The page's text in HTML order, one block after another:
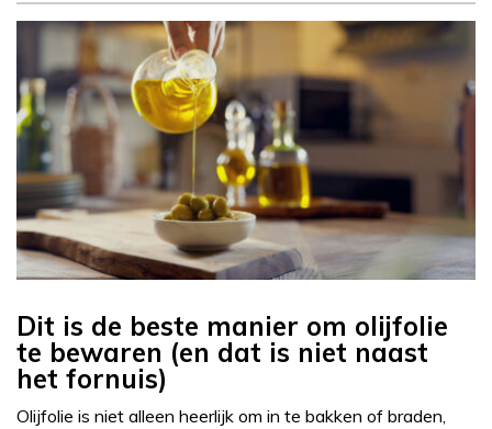
Dit is de beste manier om olijfolie
te bewaren (en dat is niet naast
het fornuis)
Olijfolie is niet alleen heerlijk om in te bakken of braden,